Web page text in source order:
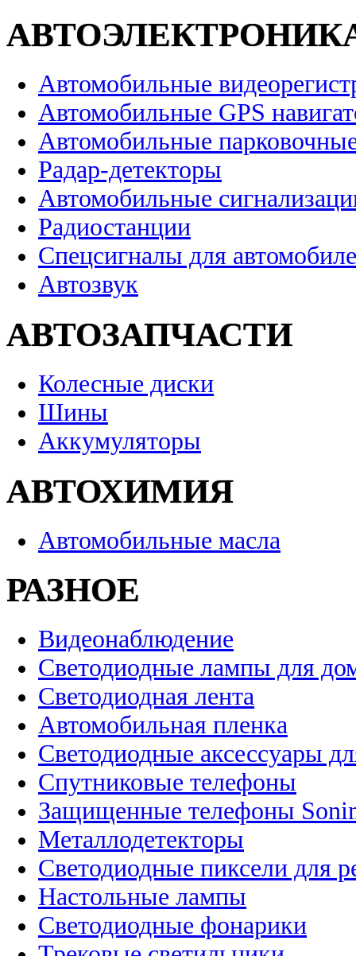
Автомобильные
Автомобильные GPS
Автомобильные
Радар-детекторы
Автомобильные
Радиостанции
Спецсигналы для
Автозвук
АВТОЗАПЧАСТИ
Колесные диски
Шины
Аккумуляторы
АВТОХИМИЯ
Автомобильные масла
РАЗНОЕ
Видеонаблюдение
Светодиодные лампы для
Светодиодная лента
Автомобильная пленка
Светодиодные аксессуары
Спутниковые телефоны
Защищенные телефоны
Металлодетекторы
Светодиодные пиксели для
Настольные лампы
Светодиодные фонарики